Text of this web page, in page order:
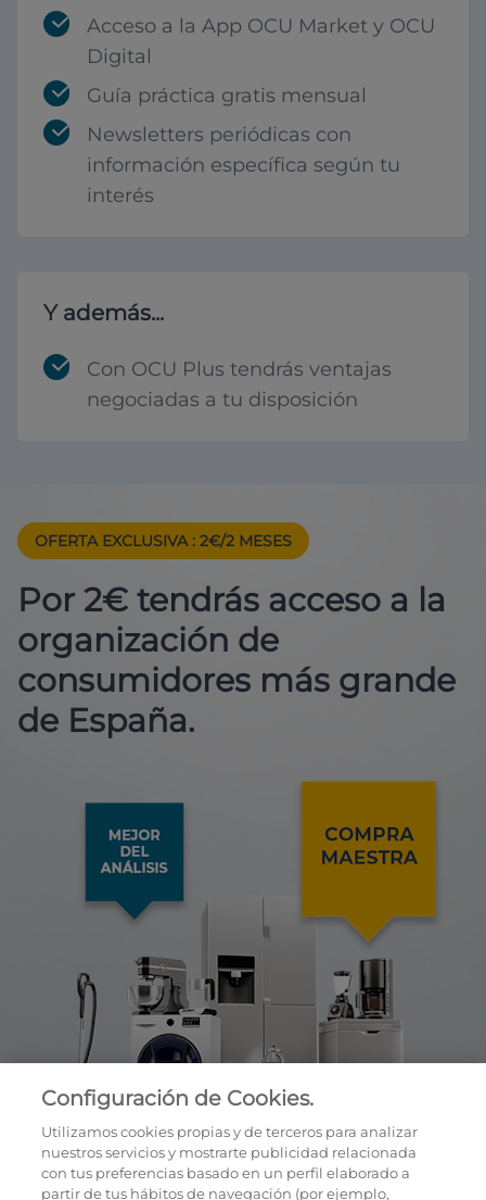
Acceso a la App OCU Market y OCU
Digital
Guía práctica gratis mensual
Newsletters periódicas con
información específica según tu
interés
Y además...
Con OCU Plus tendrás ventajas
negociadas a tu disposición
OFERTA EXCLUSIVA : 2€/2 MESES
Por 2€ tendrás acceso a la
organización de
consumidores más grande
de España.
Configuración de Cookies.
Utilizamos cookies propias y de terceros para analizar
nuestros servicios y mostrarte publicidad relacionada
con tus preferencias basado en un perfil elaborado a
partir de tus hábitos de navegación (por ejemplo,